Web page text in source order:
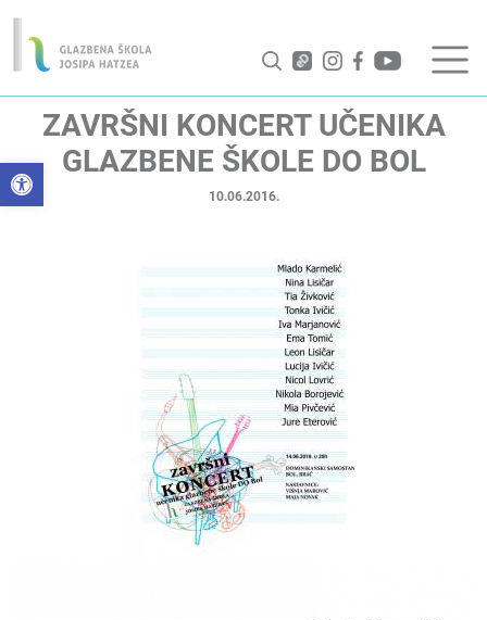
Open toolbar
ZAVRŠNI KONCERT UČENIKA
GLAZBENE ŠKOLE DO BOL
10.06.2016.